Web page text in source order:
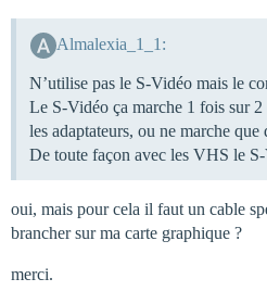
Almalexia_1_1:
N’utilise pas le S-Vidéo mais le
Le S-Vidéo ça marche 1 fois sur 2
les adaptateurs, ou ne marche que
De toute façon avec les VHS le
oui, mais pour cela il faut un cable
brancher sur ma carte graphique ?
merci.